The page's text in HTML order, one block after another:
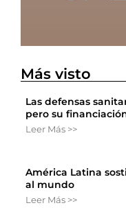
Más visto
Las defensas
pero su
Leer Más >>
América Latina
al mundo
Leer Más >>